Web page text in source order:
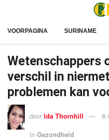
VOORPAGINA SURINAME
Wetenschappers
verschil in
problemen kan
door Ida Thornhill
8
in Gezondheid